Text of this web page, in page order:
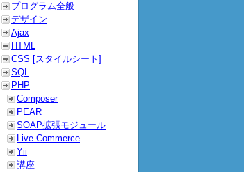
プログラム全般
デザイン
Ajax
HTML
CSS [スタイルシート]
SQL
PHP
Composer
PEAR
SOAP拡張モジュール
Live Commerce
Yii
講座